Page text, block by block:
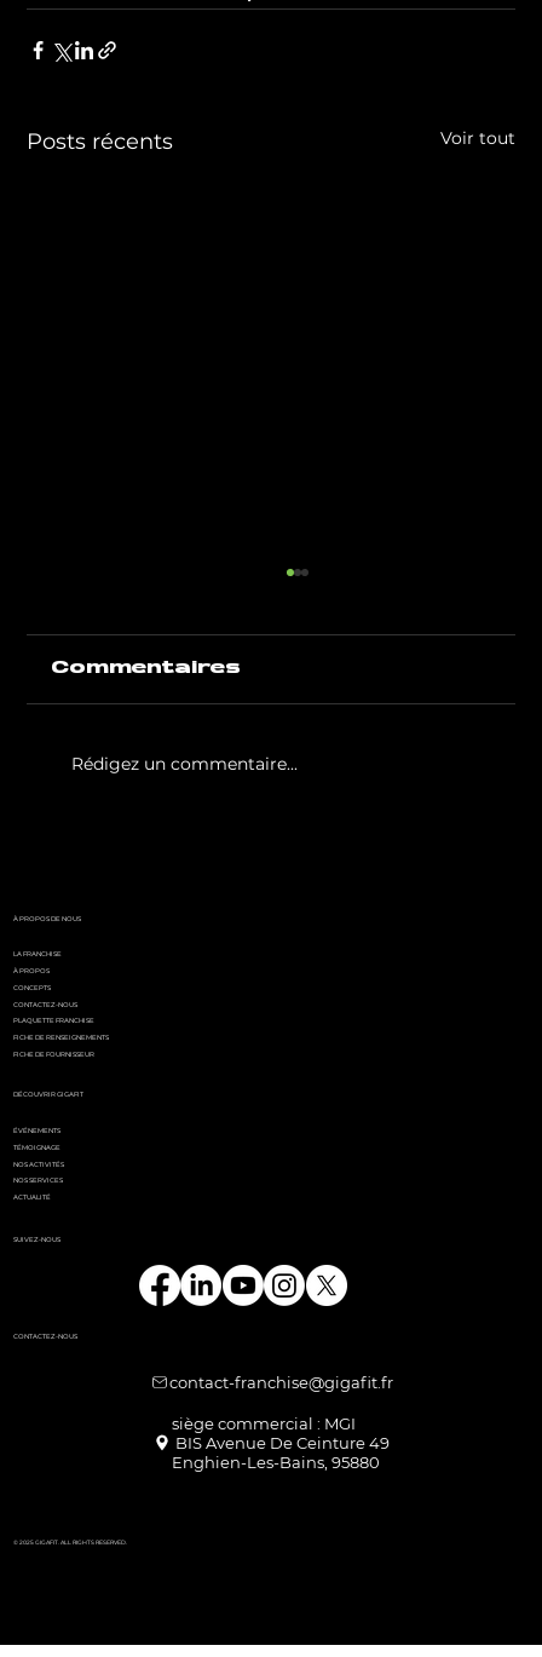
Posts récents Voir tout
Commentaires
Rédigez un commentaire...
DÉCOUVRIR GIGAFIT
ÉVÉNEMENTS
TÉMOIGNAGE
NOS ACTIVITÉS
NOS SERVICES
ACTUALITÉ
CONTACTEZ-NOUS
contact-franchise@gigafit.fr
Enghien-Les-Bains, 95880
À PROPOS DE NOUS
LA FRANCHISE
À PROPOS
CONCEPTS
CONTACTEZ-NOUS
PLAQUETTE FRANCHISE
FICHE DE RENSEIGNEMENTS
FICHE DE FOURNISSEUR
SUIVEZ-NOUS
© 2025 GIGAFIT. ALL RIGHTS RESERVED.